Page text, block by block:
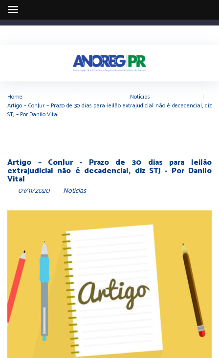
Home Notícias
Artigo – ConJur – Prazo de 30 dias para leilão extrajudicial não é decadencial, diz
STJ – Por Danilo Vital
Artigo – ConJur - Prazo de 30 dias para leilão
extrajudicial não é decadencial, diz STJ - Por Danilo
Vital
03/11/2020 Notícias